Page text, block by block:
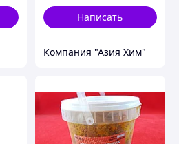
Написать
Компания "Азия Хим"